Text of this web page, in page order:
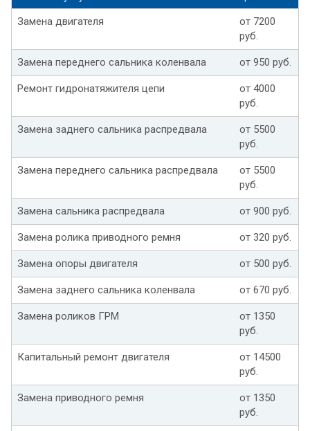
Замена двигателя
от 7200
руб.
Замена переднего сальника коленвала от 950 руб.
Ремонт гидронатяжителя цепи
от 4000
руб.
Замена заднего сальника распредвала
от 5500
руб.
Замена переднего сальника распредвала
от 5500
руб.
Замена сальника распредвала от 900 руб.
Замена ролика приводного ремня от 320 руб.
Замена опоры двигателя от 500 руб.
Замена заднего сальника коленвала от 670 руб.
Замена роликов ГРМ
от 1350
руб.
Капитальный ремонт двигателя
от 14500
руб.
Замена приводного ремня
от 1350
руб.